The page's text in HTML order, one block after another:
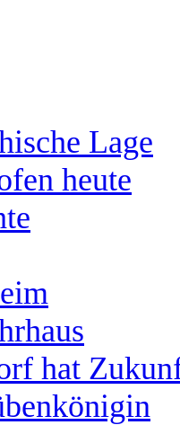
Lage
heute
hat